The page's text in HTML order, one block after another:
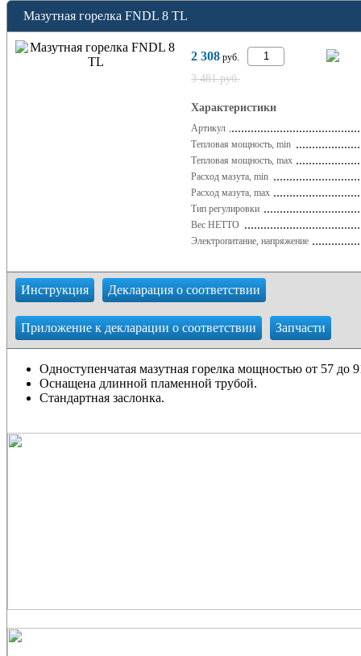
Мазутная горелка FNDL 8 TL
2 308 руб.
3 481 руб.
Характеристики
Артикул
Тепловая мощность, min
Тепловая мощность, max
Расход мазута, min
Расход мазута, max
Тип регулировки
Вес НЕТТО
Электропитание, напряжение
Инструкция Декларация о соответствии
Приложение к декларации о соответствии Запчасти
Одноступенчатая мазутная горелка мощностью от 57 до
Оснащена длинной пламенной трубой.
Стандартная заслонка.